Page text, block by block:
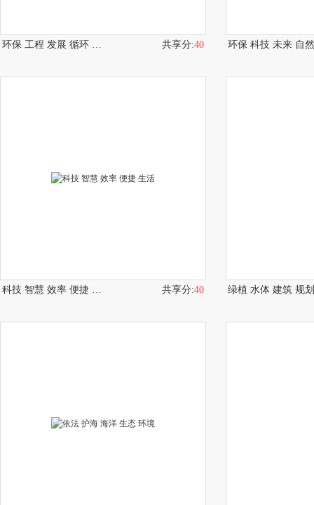
环保 工程 发展 循环 生态 共享分:40
科技 智慧 效率 便捷 生活 共享分:40